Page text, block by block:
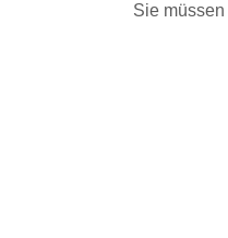
Sie müssen